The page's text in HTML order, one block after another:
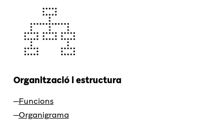
Organització i estructura
Funcions
Organigrama